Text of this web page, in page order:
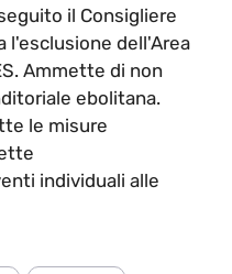
il Consigliere
l'esclusione dell'Area
Ammette di non
ebolitana.
le misure
individuali alle